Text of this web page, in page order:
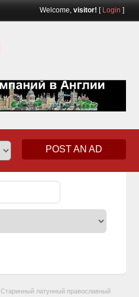
Welcome, visitor! [ Login ]
POST AN AD
Старинный латунный православный